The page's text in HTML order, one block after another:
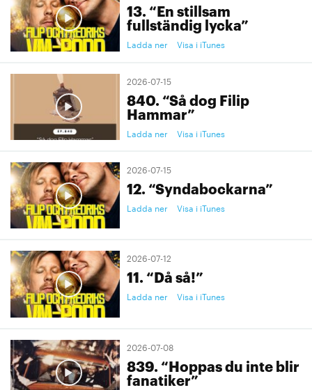
13. “En stillsam
fullständig lycka”
Ladda ner Visa i iTunes
2026-07-15
840. “Så dog Filip
Hammar”
Ladda ner Visa i iTunes
2026-07-15
12. “Syndabockarna”
Ladda ner Visa i iTunes
2026-07-12
11. “Då så!”
Ladda ner Visa i iTunes
2026-07-08
839. “Hoppas du inte blir
fanatiker”